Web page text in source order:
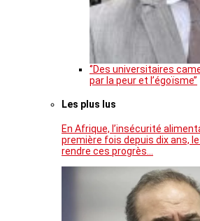
‘’Des universitaires
par la peur et l’égoïsme’’
Les plus lus
En Afrique, l’insécurité
première fois depuis dix ans,
rendre ces progrès…